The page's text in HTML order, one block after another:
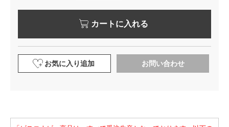
カートに入れる
お気に入り追加 お問い合わせ